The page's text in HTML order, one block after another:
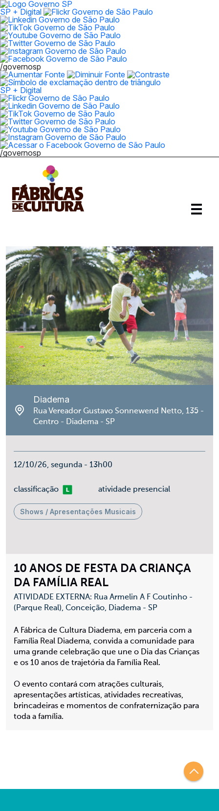
SP + Digital
/governosp
SP + Digital
/governosp
10 ANOS DE FESTA DA CRIANÇA
DA FAMÍLIA REAL
ATIVIDADE EXTERNA: Rua Armelin A F Coutinho -
(Parque Real), Conceição, Diadema - SP
A Fábrica de Cultura Diadema, em parceria com a
Família Real Diadema, convida a comunidade para
uma grande celebração que une o Dia das Crianças
e os 10 anos de trajetória da Família Real.
O evento contará com atrações culturais,
apresentações artísticas, atividades recreativas,
brincadeiras e momentos de confraternização para
toda a família.
Diadema
Rua Vereador Gustavo Sonnewend Netto, 135 -
Centro - Diadema - SP
12/10/26, segunda - 13h00
classificaçãoLivre atividade presencial
Shows / Apresentações Musicais